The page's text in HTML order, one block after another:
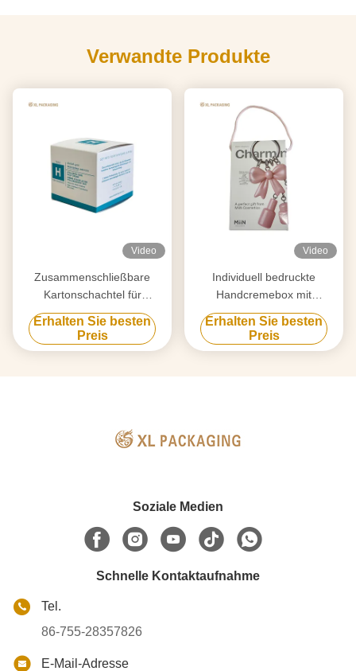
Verwandte Produkte
Video
Zusammenschließbare
Kartonschachtel für
Gesichtscreme
Erhalten Sie besten
Preis
Video
Individuell bedruckte
Handcremebox mit
Silberfolie | Faltkarton
Erhalten Sie besten
Preis
Soziale Medien
Schnelle Kontaktaufnahme
Tel.
86-755-28357826
E-Mail-Adresse